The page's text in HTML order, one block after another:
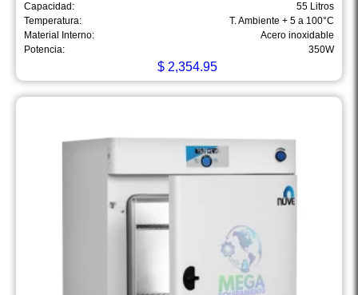
Capacidad:
55 Litros
Temperatura:
T. Ambiente + 5 a 100°C
Material Interno:
Acero inoxidable
Potencia:
350W
$2,354.95